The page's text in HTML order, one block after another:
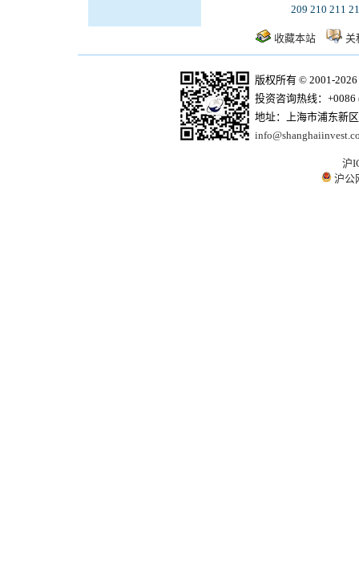
209 210 211
收藏本站 关
版权所有 © 2001-
投资咨询热线：+0086
地址：上海市浦东新
沪
沪公